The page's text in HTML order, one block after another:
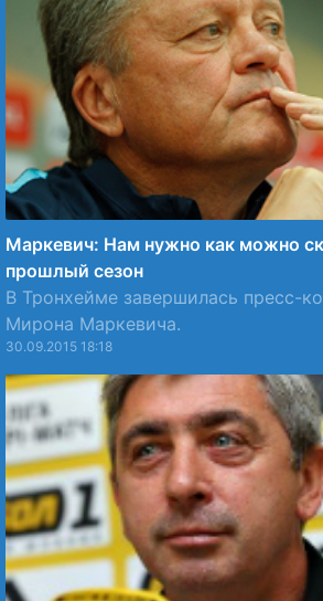
Маркевич: Нам нужно как можно
прошлый сезон
В Тронхейме завершилась пресс-
Мирона Маркевича.
30.09.2015 18:18